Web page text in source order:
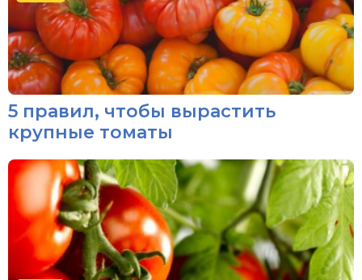
5 правил, чтобы вырастить
крупные томаты